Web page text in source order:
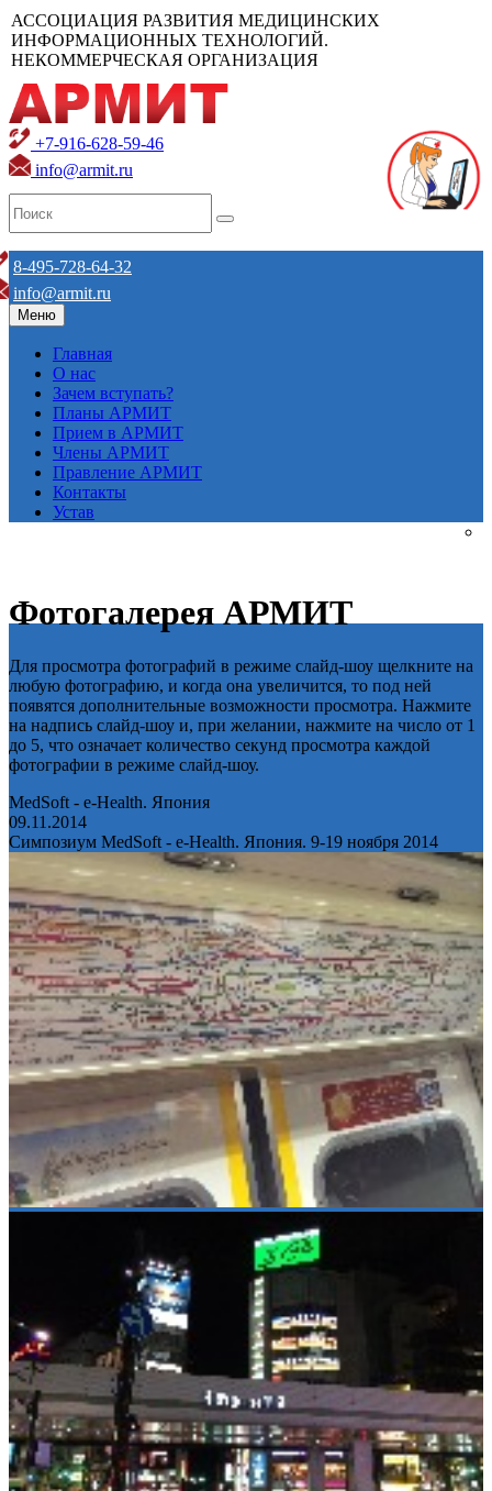
АССОЦИАЦИЯ РАЗВИТИЯ МЕДИЦИНСКИХ
ИНФОРМАЦИОННЫХ ТЕХНОЛОГИЙ.
НЕКОММЕРЧЕСКАЯ ОРГАНИЗАЦИЯ
+7-916-628-59-46
info@armit.ru
8-495-728-64-32
info@armit.ru
Меню
Главная
О нас
Зачем вступать?
Планы АРМИТ
Прием в АРМИТ
Члены АРМИТ
Правление АРМИТ
Контакты
Устав
Фотогалерея АРМИТ
Для просмотра фотографий в режиме слайд-шоу щелкните на
любую фотографию, и когда она увеличится, то под ней
появятся дополнительные возможности просмотра. Нажмите
на надпись слайд-шоу и, при желании, нажмите на число от 1
до 5, что означает количество секунд просмотра каждой
фотографии в режиме слайд-шоу.
MedSoft - e-Health. Япония
09.11.2014
Симпозиум MedSoft - e-Health. Япония. 9-19 ноября 2014